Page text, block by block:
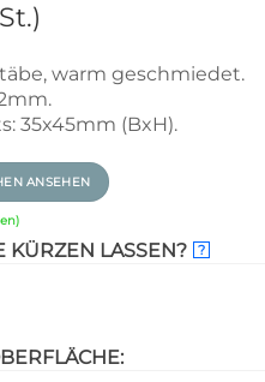
warm geschmiedet.
35x45mm (BxH).
ANSEHEN
KÜRZEN LASSEN? ?